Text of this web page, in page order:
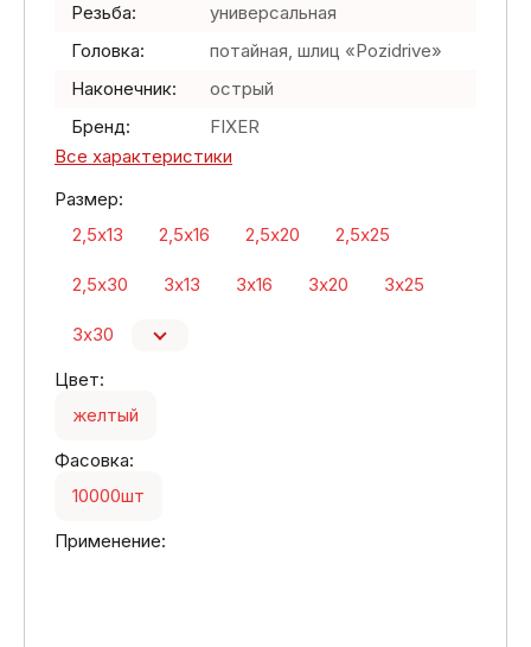
Резьба:
универсальная
Головка:
потайная, шлиц «Pozidrive»
Наконечник:
острый
Бренд:
FIXER
Все характеристики
Размер:
2,5х13
2,5х16 2,5х20 2,5х25
2,5х30 3х13 3х16 3х20 3х25
3х30
Цвет:
желтый
Фасовка:
10000шт
Применение: